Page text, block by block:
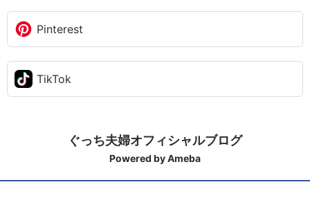
Pinterest
TikTok
ぐっち夫婦オフィシャルブログ
Powered by Ameba